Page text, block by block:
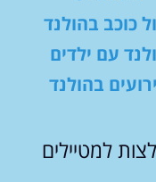
כוכב בהולנד
עם ילדים
בהולנד
למטיילים